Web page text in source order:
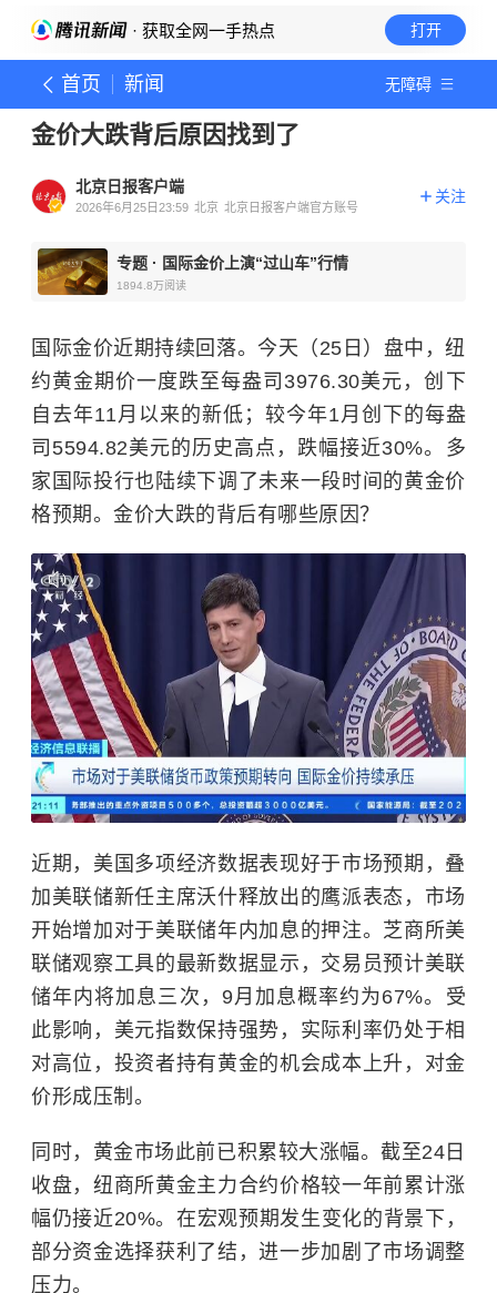
· 获取全网一手热点 打开
首页 新闻 无障碍
金价大跌背后原因找到了
北京日报客户端
2026年6月25日23:59 北京 北京日报客户端官方账号
关注
专题 · 国际金价上演“过山车”行情
1894.8万阅读
国际金价近期持续回落。今天（25日）盘中，纽
约黄金期价一度跌至每盎司3976.30美元，创下
自去年11月以来的新低；较今年1月创下的每盎
司5594.82美元的历史高点，跌幅接近30%。多
家国际投行也陆续下调了未来一段时间的黄金价
格预期。金价大跌的背后有哪些原因？
近期，美国多项经济数据表现好于市场预期，叠
加美联储新任主席沃什释放出的鹰派表态，市场
开始增加对于美联储年内加息的押注。芝商所美
联储观察工具的最新数据显示，交易员预计美联
储年内将加息三次，9月加息概率约为67%。受
此影响，美元指数保持强势，实际利率仍处于相
对高位，投资者持有黄金的机会成本上升，对金
价形成压制。
同时，黄金市场此前已积累较大涨幅。截至24日
收盘，纽商所黄金主力合约价格较一年前累计涨
幅仍接近20%。在宏观预期发生变化的背景下，
部分资金选择获利了结，进一步加剧了市场调整
压力。